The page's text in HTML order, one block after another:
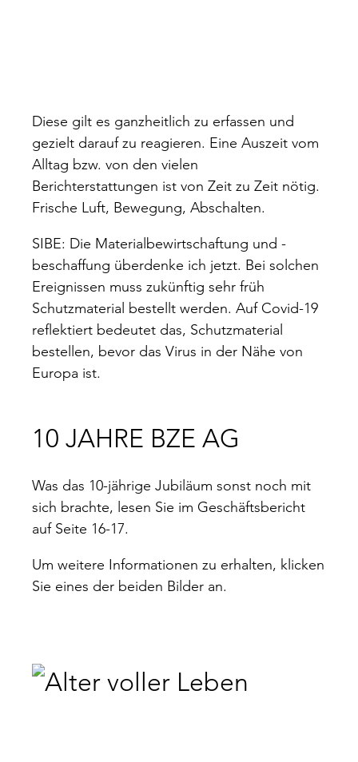
Diese gilt es ganzheitlich zu erfassen und
gezielt darauf zu reagieren. Eine Auszeit vom
Alltag bzw. von den vielen
Berichterstattungen ist von Zeit zu Zeit nötig.
Frische Luft, Bewegung, Abschalten.
SIBE: Die Materialbewirtschaftung und -
beschaffung überdenke ich jetzt. Bei solchen
Ereignissen muss zukünftig sehr früh
Schutzmaterial bestellt werden. Auf Covid-19
reflektiert bedeutet das, Schutzmaterial
bestellen, bevor das Virus in der Nähe von
Europa ist.
10 JAHRE BZE AG
Was das 10-jährige Jubiläum sonst noch mit
sich brachte, lesen Sie im Geschäftsbericht
auf Seite 16-17.
Um weitere Informationen zu erhalten, klicken
Sie eines der beiden Bilder an.